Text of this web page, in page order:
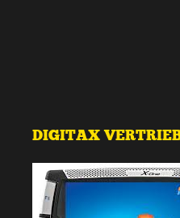
DIGITAX